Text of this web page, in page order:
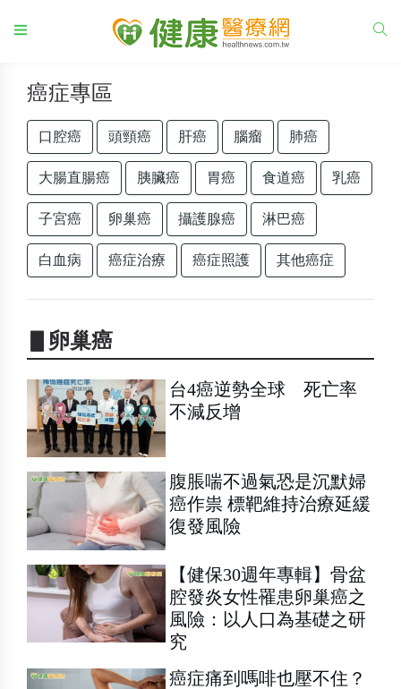
癌症專區
口腔癌 頭頸癌 肝癌 腦瘤 肺癌
大腸直腸癌 胰臟癌 胃癌 食道癌 乳癌
子宮癌 卵巢癌 攝護腺癌 淋巴癌
白血病 癌症治療 癌症照護 其他癌症
▋卵巢癌
台4癌逆勢全球 死亡率
不減反增
腹脹喘不過氣恐是沉默婦
癌作祟 標靶維持治療延緩
復發風險
【健保30週年專輯】骨盆
腔發炎女性罹患卵巢癌之
風險：以人口為基礎之研
究
癌症痛到嗎啡也壓不住？